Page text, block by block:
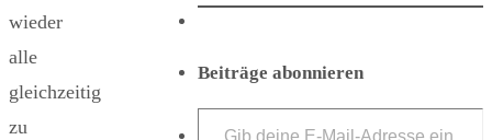
wieder
alle
gleichzeitig
zu
Beiträge abonnieren
Gib deine E-Mail-Adresse ein ...